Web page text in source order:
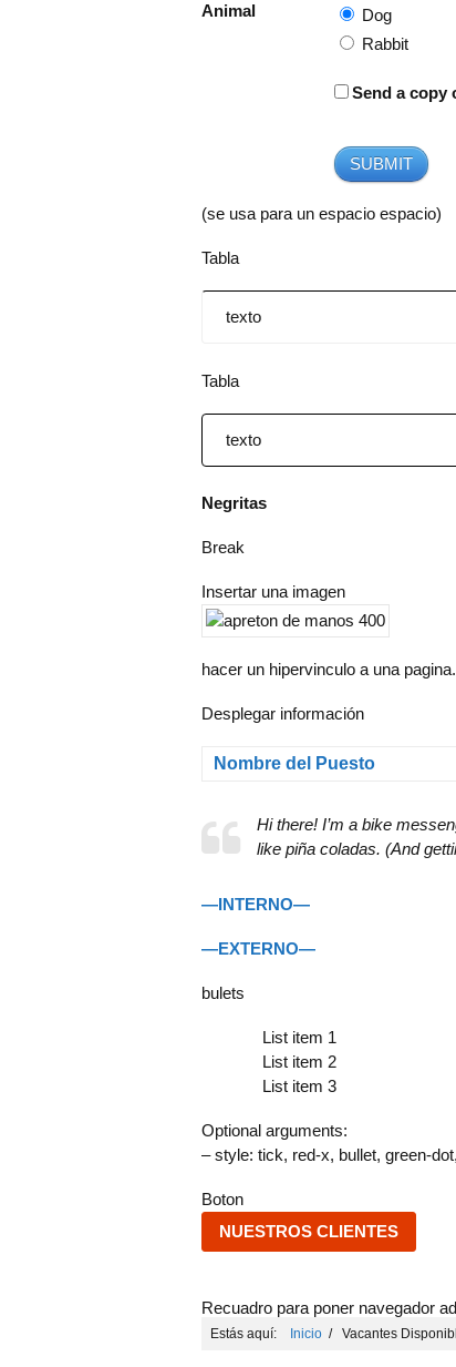
Animal
Dog
Rabbit
Send a copy
(se usa para un espacio espacio)
Tabla
texto
Tabla
texto
Negritas
Break
Insertar una imagen
hacer un hipervinculo a una pagina.
Desplegar información
Nombre del Puesto
Hi there! I’m a bike
like piña coladas. (And
—INTERNO—
—EXTERNO—
bulets
List item 1
List item 2
List item 3
Optional arguments:
– style: tick, red-x, bullet, green-
Boton
NUESTROS CLIENTES
Recuadro para poner navegador
Estás aquí: Inicio / Vacantes